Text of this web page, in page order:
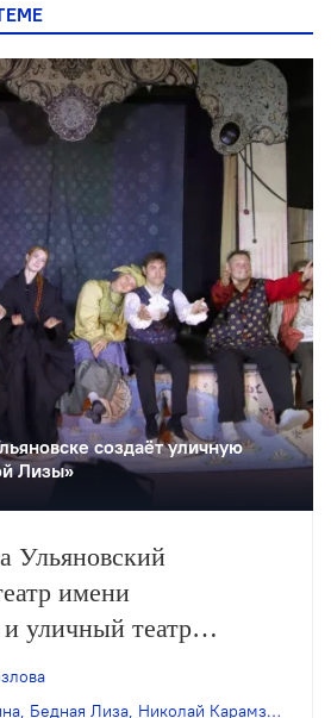
создаëт уличную
Лизы»
Ульяновский
имени
уличный театр
куклы господина
Петербурга покажут
Бедная Лиза Николай Карамзин